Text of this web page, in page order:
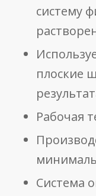
систему
плоские
Рабочая
Система